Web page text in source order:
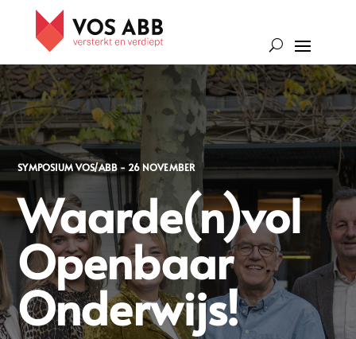
SYMPOSIUM VOS/ABB - 26 NOVEMBER
Waarde(n)vol
Openbaar
Onderwijs!